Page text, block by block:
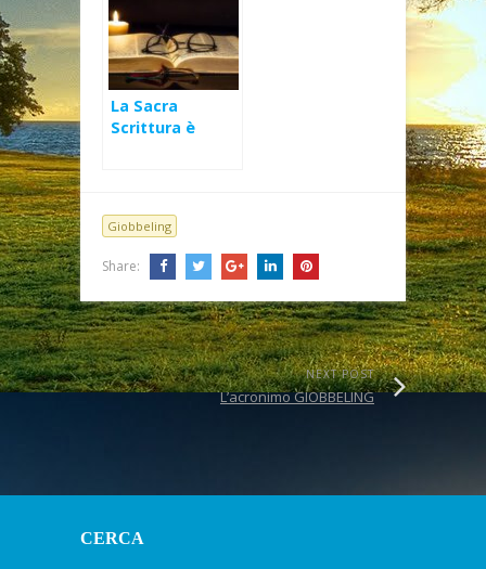
La Sacra
Scrittura è
Giobbeling
Share:
NEXT POST
L’acronimo GIOBBELING
CERCA